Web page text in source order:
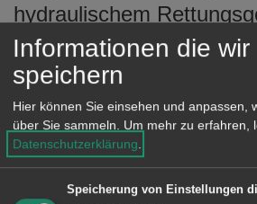
hydraulischem
eingeleitet. Dabei wurde
entfernt, um die Person
dem PKW befreien zu
Anschließend wurde das
(Spineboard) eingesetzt,
Informationen die wir
speichern
Hier können Sie einsehen und anpassen,
über Sie sammeln. Um mehr zu erfahren,
Datenschutzerklärung.
Speicherung von Einstellungen